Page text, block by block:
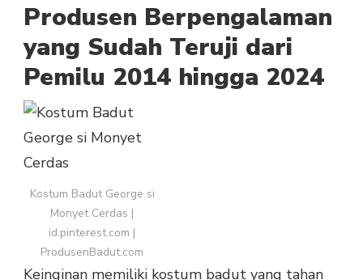
Produsen Berpengalaman
yang Sudah Teruji dari
Pemilu 2014 hingga 2024
Kostum Badut George si
Monyet Cerdas |
id.pinterest.com |
ProdusenBadut.com
Keinginan memiliki kostum badut yang tahan